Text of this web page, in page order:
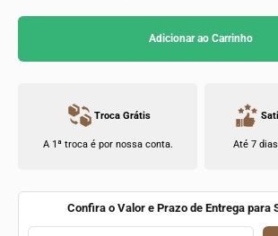
Adicionar ao Carrinho
Troca Grátis
A 1ª troca é por nossa conta. Até 7
Confira o Valor e Prazo de Entrega para